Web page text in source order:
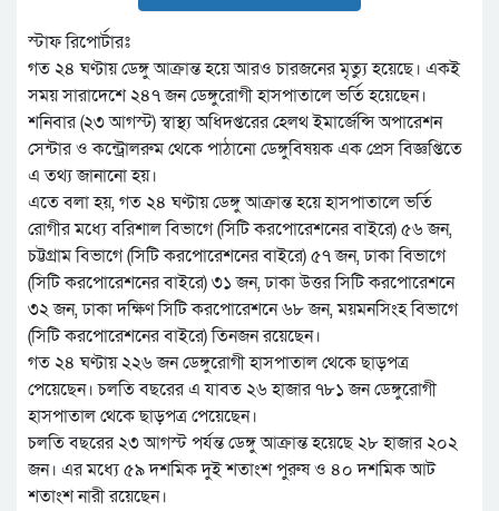
স্টাফ রিপোর্টারঃ
গত ২৪ ঘণ্টায় ডেঙ্গু আক্রান্ত হয়ে আরও চারজনের মৃত্যু হয়েছে। একই
সময় সারাদেশে ২৪৭ জন ডেঙ্গুরোগী হাসপাতালে ভর্তি হয়েছেন।
শনিবার (২৩ আগস্ট) স্বাস্থ্য অধিদপ্তরের হেলথ ইমার্জেন্সি অপারেশন
সেন্টার ও কন্ট্রোলরুম থেকে পাঠানো ডেঙ্গুবিষয়ক এক প্রেস বিজ্ঞপ্তিতে
এ তথ্য জানানো হয়।
এতে বলা হয়, গত ২৪ ঘণ্টায় ডেঙ্গু আক্রান্ত হয়ে হাসপাতালে ভর্তি
রোগীর মধ্যে বরিশাল বিভাগে (সিটি করপোরেশনের বাইরে) ৫৬ জন,
চট্টগ্রাম বিভাগে (সিটি করপোরেশনের বাইরে) ৫৭ জন, ঢাকা বিভাগে
(সিটি করপোরেশনের বাইরে) ৩১ জন, ঢাকা উত্তর সিটি করপোরেশনে
৩২ জন, ঢাকা দক্ষিণ সিটি করপোরেশনে ৬৮ জন, ময়মনসিংহ বিভাগে
(সিটি করপোরেশনের বাইরে) তিনজন রয়েছেন।
গত ২৪ ঘণ্টায় ২২৬ জন ডেঙ্গুরোগী হাসপাতাল থেকে ছাড়পত্র
পেয়েছেন। চলতি বছরের এ যাবত ২৬ হাজার ৭৮১ জন ডেঙ্গুরোগী
হাসপাতাল থেকে ছাড়পত্র পেয়েছেন।
চলতি বছরের ২৩ আগস্ট পর্যন্ত ডেঙ্গু আক্রান্ত হয়েছে ২৮ হাজার ২০২
জন। এর মধ্যে ৫৯ দশমিক দুই শতাংশ পুরুষ ও ৪০ দশমিক আট
শতাংশ নারী রয়েছেন।